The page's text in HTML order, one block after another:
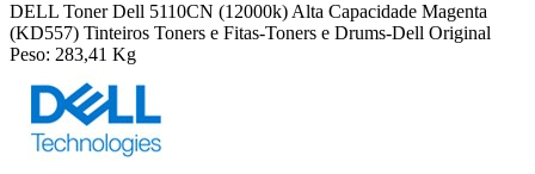
DELL Toner Dell 5110CN (12000k) Alta Capacidade Magenta
(KD557) Tinteiros Toners e Fitas-Toners e Drums-Dell Original
Peso: 283,41 Kg